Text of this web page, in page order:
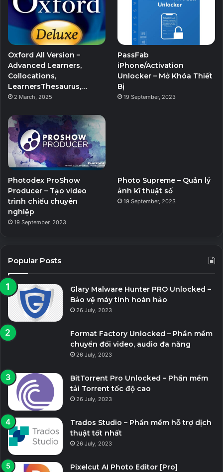
Oxford All Version –
Advanced Learners,
Collocations,
LearnersThesaurus,…
2 March, 2025
PassFab
iPhone/Activation
Unlocker – Mở Khóa Thiết
Bị
19 September, 2023
Photodex ProShow
Producer – Tạo video
trình chiếu chuyên
nghiệp
19 September, 2023
Photo Supreme – Quản lý
ảnh kĩ thuật số
19 September, 2023
Popular Posts
Glary Malware Hunter PRO Unlocked –
Bảo vệ máy tính hoàn hảo
26 July, 2023
Format Factory Unlocked – Phần mềm
chuyển đổi video, audio đa năng
26 July, 2023
BitTorrent Pro Unlocked – Phần mềm
tải Torrent tốc độ cao
26 July, 2023
Trados Studio – Phần mềm hỗ trợ dịch
thuật tốt nhất
26 July, 2023
Pixelcut AI Photo Editor [Pro]